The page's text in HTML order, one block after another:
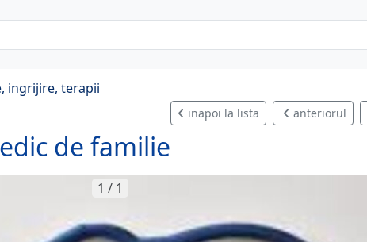
ingrijire, terapii
inapoi la lista anteriorul
de familie
1 / 1